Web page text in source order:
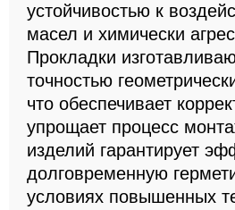
устойчивостью к
масел и химически
Прокладки
точностью
что обеспечивает
упрощает процесс
изделий гарантирует
долговременную
условиях повышенных